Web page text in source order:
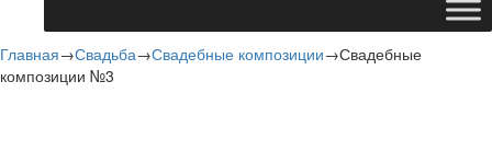
Главная→Свадьба→Свадебные композиции→Свадебные
композиции №3